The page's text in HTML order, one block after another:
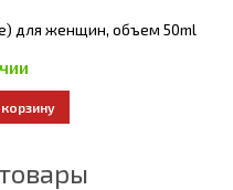
для женщин, объем 50ml